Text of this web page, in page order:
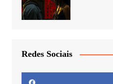
Redes Sociais